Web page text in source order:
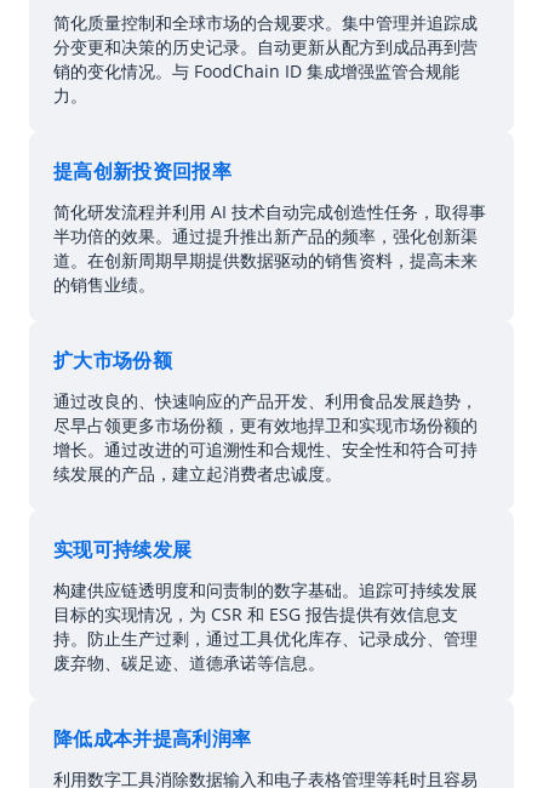
简化质量控制和全球市场的合规要求。集中管理并追踪成
分变更和决策的历史记录。自动更新从配方到成品再到营
销的变化情况。与 FoodChain ID 集成增强监管合规能
力。
提高创新投资回报率
简化研发流程并利用 AI 技术自动完成创造性任务，取得事
半功倍的效果。通过提升推出新产品的频率，强化创新渠
道。在创新周期早期提供数据驱动的销售资料，提高未来
的销售业绩。
扩大市场份额
通过改良的、快速响应的产品开发、利用食品发展趋势，
尽早占领更多市场份额，更有效地捍卫和实现市场份额的
增长。通过改进的可追溯性和合规性、安全性和符合可持
续发展的产品，建立起消费者忠诚度。
实现可持续发展
构建供应链透明度和问责制的数字基础。追踪可持续发展
目标的实现情况，为 CSR 和 ESG 报告提供有效信息支
持。防止生产过剩，通过工具优化库存、记录成分、管理
废弃物、碳足迹、道德承诺等信息。
降低成本并提高利润率
利用数字工具消除数据输入和电子表格管理等耗时且容易